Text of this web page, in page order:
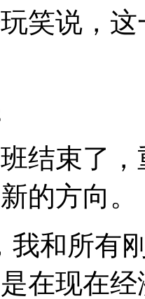
笑说，
结束了
的方向。
我和所有
在现在